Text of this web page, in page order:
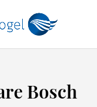
Bosch